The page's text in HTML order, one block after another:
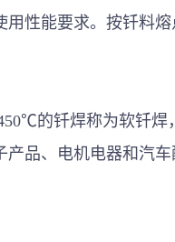
用性能要求。按钎料
的钎焊称为软钎焊
品、电机电器和汽